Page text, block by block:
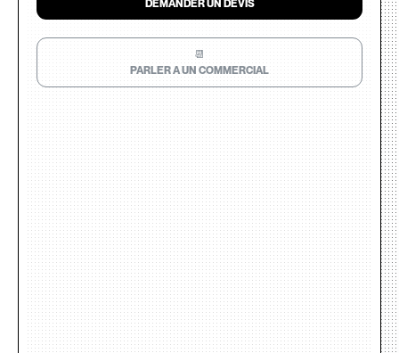
DEMANDER UN DEVIS
📆
PARLER A UN COMMERCIAL